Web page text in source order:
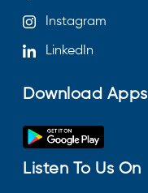
Instagram
LinkedIn
Download Apps
Listen To Us On